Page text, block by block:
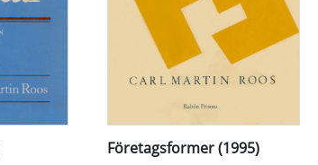
Företagsformer (1995)